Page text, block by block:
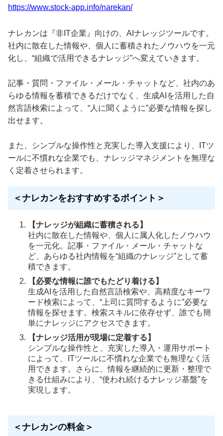
https://www.stock-app.info/narekan/
ナレカンは『非IT企業』向けの、AIナレッジツールです。
社内に散在した情報や、個人に蓄積されたノウハウを一元
化し、“組織で活用できるナレッジ”へ変えていきます。
記事・質問・ファイル・メール・チャットなど、社内のあ
らゆる情報を蓄積できるだけでなく、生成AIを活用した自
然言語検索によって、“人に聞くように”必要な情報を探し
出せます。
また、シンプルな操作性と充実した導入支援により、ITツ
ールに不慣れな企業でも、ナレッジマネジメントを無理な
く定着させられます。
＜ナレカンをおすすめするポイント＞
【ナレッジが組織に蓄積される】
社内に散在した情報や、個人に属人化したノウハウ
を一元化。記事・ファイル・メール・チャットな
ど、あらゆる社内情報を“組織のナレッジ”として蓄
積できます。
【必要な情報に誰でもたどり着ける】
生成AIを活用した自然言語検索や、高精度なキーワ
ード検索によって、“上司に質問するように”必要な
情報を探せます。検索スキルに依存せず、誰でも簡
単にナレッジにアクセスできます。
【ナレッジ活用が現場に定着する】
シンプルな操作性と、充実した導入・運用サポート
によって、ITツールに不慣れな企業でも無理なく活
用できます。さらに、情報を継続的に更新・整理で
きる仕組みにより、“使われ続けるナレッジ基盤”を
実現します。
＜ナレカンの料金＞